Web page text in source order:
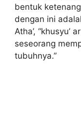
bentuk
dengan ini
Atha’, “khusyu’
seseorang
tubuhnya.”